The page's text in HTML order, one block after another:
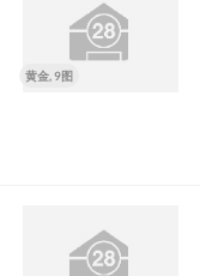
黄金, 9图